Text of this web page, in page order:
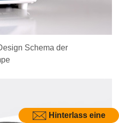
Schema der
Hinterlass eine